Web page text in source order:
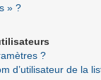
» ?
?
d’utilisateur de la